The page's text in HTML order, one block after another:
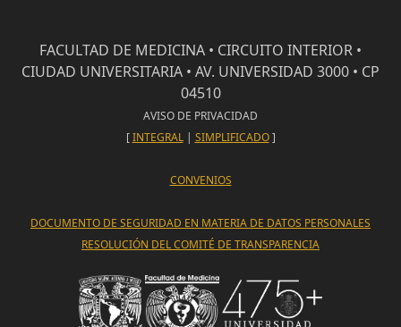
FACULTAD DE MEDICINA • CIRCUITO INTERIOR •
CIUDAD UNIVERSITARIA • AV. UNIVERSIDAD 3000 • CP
04510
AVISO DE PRIVACIDAD
[INTEGRAL| SIMPLIFICADO]
CONVENIOS
DOCUMENTO DE SEGURIDAD EN MATERIA DE DATOS PERSONALES
RESOLUCIÓN DEL COMITÉ DE TRANSPARENCIA